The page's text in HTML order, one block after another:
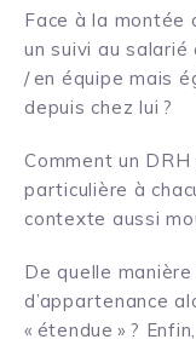
Face à la montée
un suivi au salarié
/ en équipe mais
depuis chez lui ?
Comment un
particulière à
contexte aussi
De quelle
d’appartenance
« étendue » ?